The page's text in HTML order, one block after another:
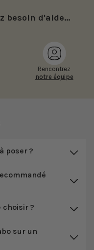
besoin d'aide...
Rencontrez
notre équipe
poser ?
choisir ?
sur un